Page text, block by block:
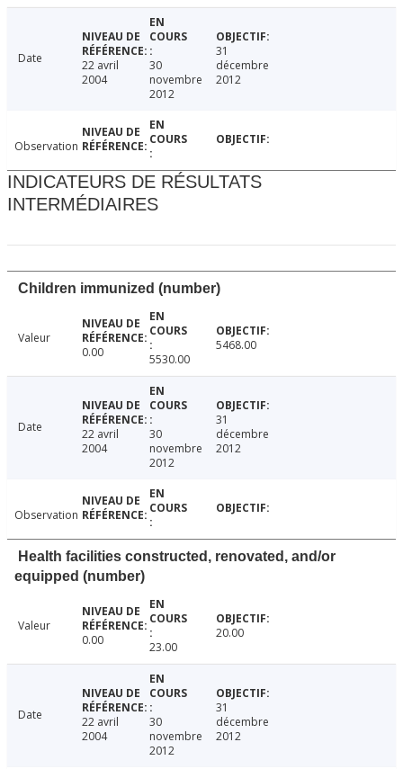
Date
22 avril
2004
30
novembre
2012
31
décembre
2012
Observation
INDICATEURS DE RÉSULTATS
INTERMÉDIAIRES
Children immunized (number)
Valeur
0.00
5530.00
5468.00
Date
22 avril
2004
30
novembre
2012
31
décembre
2012
Observation
Health facilities constructed, renovated, and/or
equipped (number)
Valeur
0.00
23.00
20.00
Date
22 avril
2004
30
novembre
2012
31
décembre
2012